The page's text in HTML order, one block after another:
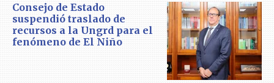
Consejo de Estado
suspendió traslado de
recursos a la Ungrd para el
fenómeno de El Niño